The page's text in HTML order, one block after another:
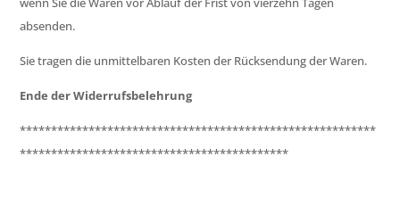
absenden.
Sie tragen die unmittelbaren Kosten der Rücksendung der Waren.
Ende der Widerrufsbelehrung
*********************************************************
*******************************************